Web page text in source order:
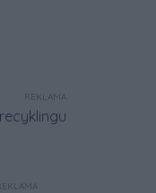
REKLAMA